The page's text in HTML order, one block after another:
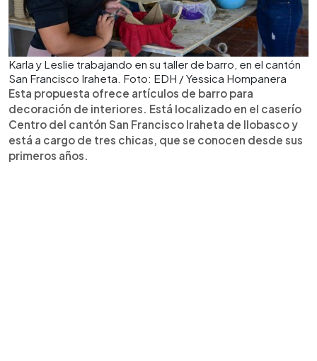
Karla y Leslie trabajando en su taller de barro, en el cantón
San Francisco Iraheta. Foto: EDH / Yessica Hompanera
Esta propuesta ofrece artículos de barro para
decoración de interiores. Está localizado en el caserío
Centro del cantón San Francisco Iraheta de Ilobasco y
está a cargo de tres chicas, que se conocen desde sus
primeros años.